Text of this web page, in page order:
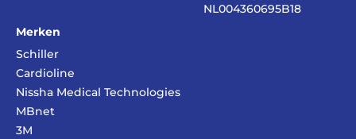
NL004360695B18
Merken
Schiller
Cardioline
Nissha Medical Technologies
MBnet
3M